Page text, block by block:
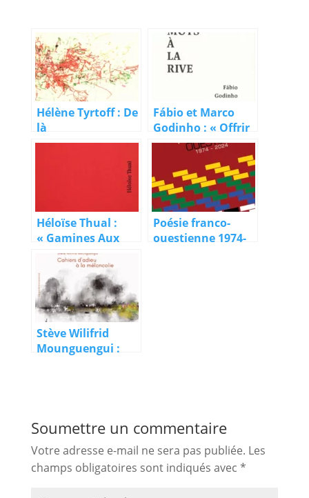
Hélène Tyrtoff : De
là
Fábio et Marco
Godinho : « Offrir
quelques mots à
Héloïse Thual :
« Gamines Aux
Mains Bleues »
Poésie franco-
ouestienne 1974-
Stève Wilifrid
Mounguengui :
Soumettre un commentaire
Votre adresse e-mail ne sera pas publiée. Les
champs obligatoires sont indiqués avec *